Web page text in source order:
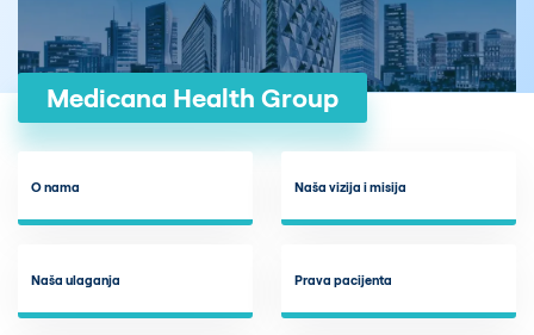
Medicana Health Group
O nama Naša vizija i misija
Naša ulaganja Prava pacijenta